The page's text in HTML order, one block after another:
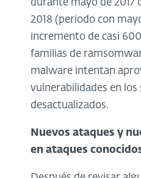
durante mayo de 2017
2018 (periodo con
incremento de casi
familias de
malware intentan
vulnerabilidades en los
desactualizados.
Nuevos ataques y
en ataques